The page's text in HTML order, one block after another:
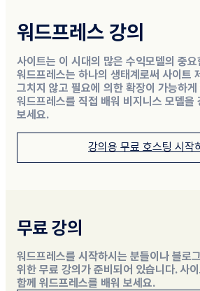
워드프레스 강의
사이트는 이 시대의 많은 수익모델의 중
워드프레스는 하나의 생태계로써 사이트
그치지 않고 필요에 의한 확장이 가능하게
워드프레스를 직접 배워 비지니스 모델을
보세요.
강의용 무료 호스팅 시작
무료 강의
워드프레스를 시작하시는 분들이나 블로
위한 무료 강의가 준비되어 있습니다. 사
함께 워드프레스를 배워 보세요.